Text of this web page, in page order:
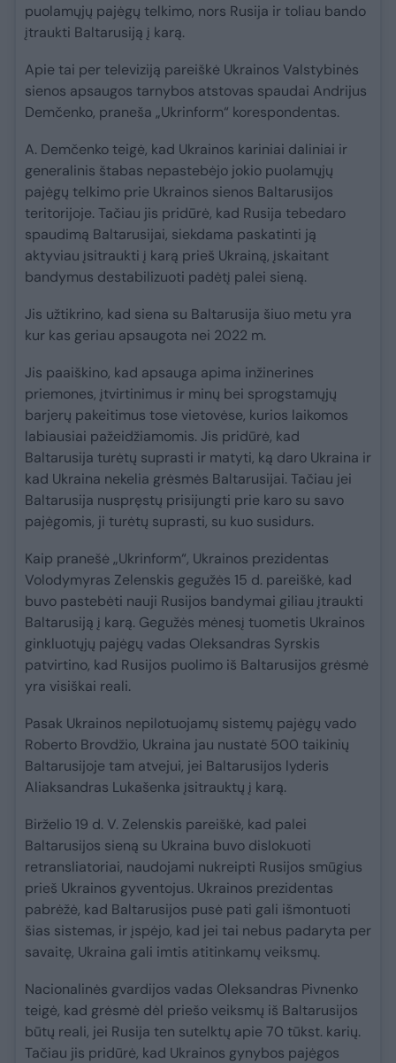
puolamųjų pajėgų telkimo, nors Rusija ir toliau bando
įtraukti Baltarusiją į karą.
Apie tai per televiziją pareiškė Ukrainos Valstybinės
sienos apsaugos tarnybos atstovas spaudai Andrijus
Demčenko, praneša „Ukrinform“ korespondentas.
A. Demčenko teigė, kad Ukrainos kariniai daliniai ir
generalinis štabas nepastebėjo jokio puolamųjų
pajėgų telkimo prie Ukrainos sienos Baltarusijos
teritorijoje. Tačiau jis pridūrė, kad Rusija tebedaro
spaudimą Baltarusijai, siekdama paskatinti ją
aktyviau įsitraukti į karą prieš Ukrainą, įskaitant
bandymus destabilizuoti padėtį palei sieną.
Jis užtikrino, kad siena su Baltarusija šiuo metu yra
kur kas geriau apsaugota nei 2022 m.
Jis paaiškino, kad apsauga apima inžinerines
priemones, įtvirtinimus ir minų bei sprogstamųjų
barjerų pakeitimus tose vietovėse, kurios laikomos
labiausiai pažeidžiamomis. Jis pridūrė, kad
Baltarusija turėtų suprasti ir matyti, ką daro Ukraina ir
kad Ukraina nekelia grėsmės Baltarusijai. Tačiau jei
Baltarusija nuspręstų prisijungti prie karo su savo
pajėgomis, ji turėtų suprasti, su kuo susidurs.
Kaip pranešė „Ukrinform“, Ukrainos prezidentas
Volodymyras Zelenskis gegužės 15 d. pareiškė, kad
buvo pastebėti nauji Rusijos bandymai giliau įtraukti
Baltarusiją į karą. Gegužės mėnesį tuometis Ukrainos
ginkluotųjų pajėgų vadas Oleksandras Syrskis
patvirtino, kad Rusijos puolimo iš Baltarusijos grėsmė
yra visiškai reali.
Pasak Ukrainos nepilotuojamų sistemų pajėgų vado
Roberto Brovdžio, Ukraina jau nustatė 500 taikinių
Baltarusijoje tam atvejui, jei Baltarusijos lyderis
Aliaksandras Lukašenka įsitrauktų į karą.
Birželio 19 d. V. Zelenskis pareiškė, kad palei
Baltarusijos sieną su Ukraina buvo dislokuoti
retransliatoriai, naudojami nukreipti Rusijos smūgius
prieš Ukrainos gyventojus. Ukrainos prezidentas
pabrėžė, kad Baltarusijos pusė pati gali išmontuoti
šias sistemas, ir įspėjo, kad jei tai nebus padaryta per
savaitę, Ukraina gali imtis atitinkamų veiksmų.
Nacionalinės gvardijos vadas Oleksandras Pivnenko
teigė, kad grėsmė dėl priešo veiksmų iš Baltarusijos
būtų reali, jei Rusija ten sutelktų apie 70 tūkst. karių.
Tačiau jis pridūrė, kad Ukrainos gynybos pajėgos